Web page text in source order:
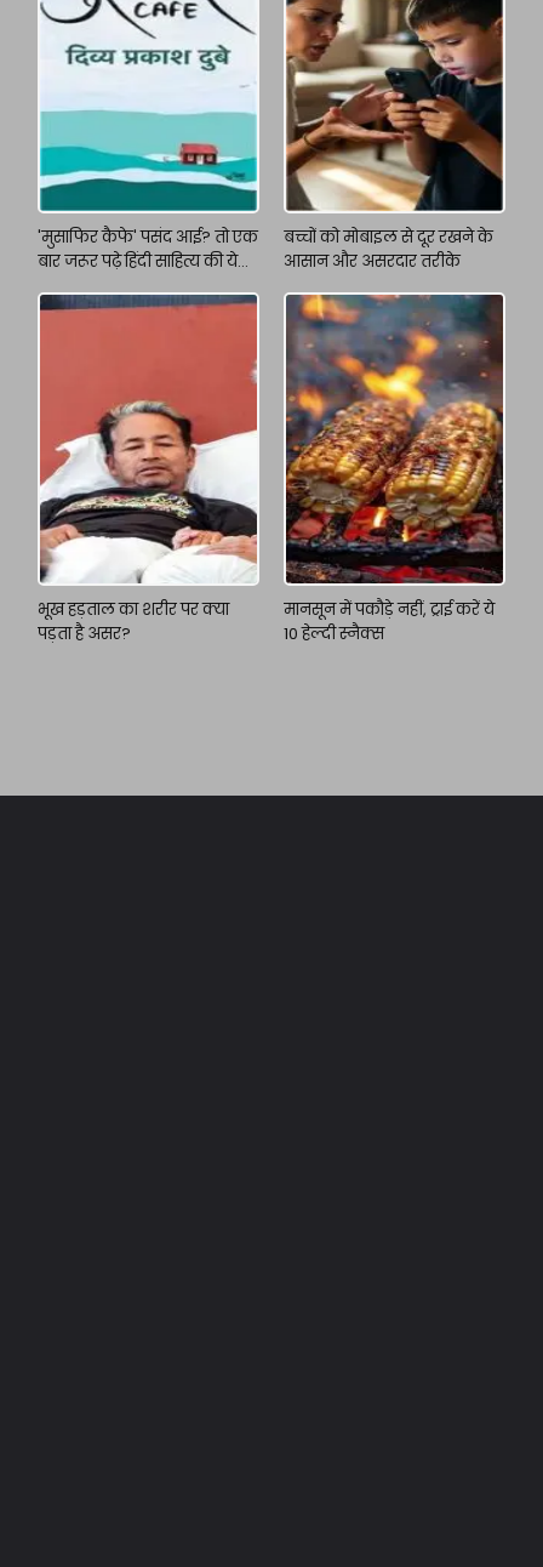
'मुसाफिर कैफे' पसंद आई? तो एक
बार जरूर पढ़े हिंदी साहित्य की ये
बच्चों को मोबाइल से दूर रखने के
आसान और असरदार तरीके
भूख हड़ताल का शरीर पर क्या
पड़ता है असर?
मानसून में पकौड़े नहीं, ट्राई करें ये
10 हेल्दी स्नैक्स